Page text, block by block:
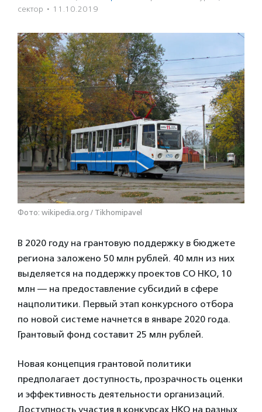
сектор · 11.10.2019
Фото: wikipedia.org / Tikhomipavel
В 2020 году на грантовую поддержку в бюджете
региона заложено 50 млн рублей. 40 млн из них
выделяется на поддержку проектов СО НКО, 10
млн — на предоставление субсидий в сфере
нацполитики. Первый этап конкурсного отбора
по новой системе начнется в январе 2020 года.
Грантовый фонд составит 25 млн рублей.
Новая концепция грантовой политики
предполагает доступность, прозрачность оценки
и эффективность деятельности организаций.
Доступность участия в конкурсах НКО на разных